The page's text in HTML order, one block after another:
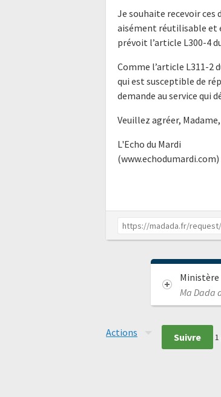
Je souhaite recevoir
aisément réutilisable et
prévoit l’article L300-4
Comme l’article L311-2
qui est susceptible de
demande au service qui
Veuillez agréer,
L'Echo du Mardi
(www.echodumardi.com)
Ministère
Ma Dada
Actions Suivre 1